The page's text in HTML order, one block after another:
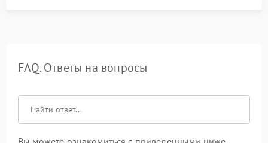
FAQ. Ответы на вопросы